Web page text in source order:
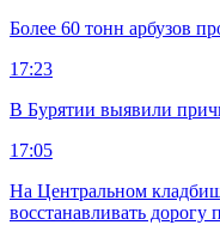
Более 60 тонн арбузов
17:23
В Бурятии выявили
17:05
На Центральном
восстанавливать